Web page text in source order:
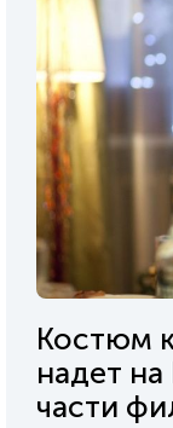
Костюм
надет
части